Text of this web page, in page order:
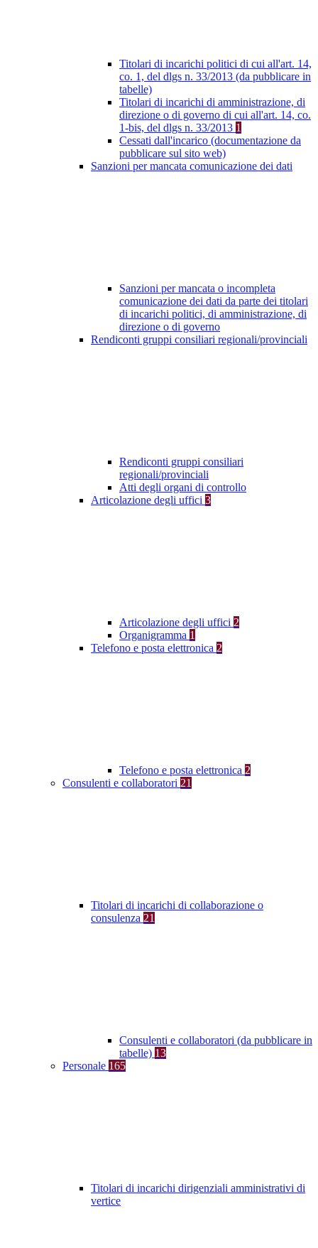
Titolari di incarichi politici di cui all'art. 14,
co. 1, del dlgs n. 33/2013 (da pubblicare in
tabelle)
Titolari di incarichi di amministrazione, di
direzione o di governo di cui all'art. 14, co.
1-bis, del dlgs n. 33/2013 1
Cessati dall'incarico (documentazione da
pubblicare sul sito web)
Sanzioni per mancata comunicazione dei dati
Sanzioni per mancata o incompleta
comunicazione dei dati da parte dei titolari
di incarichi politici, di amministrazione, di
direzione o di governo
Rendiconti gruppi consiliari regionali/provinciali
Rendiconti gruppi consiliari
regionali/provinciali
Atti degli organi di controllo
Articolazione degli uffici 3
Articolazione degli uffici 2
Organigramma 1
Telefono e posta elettronica 2
Telefono e posta elettronica 2
Consulenti e collaboratori 21
Titolari di incarichi di collaborazione o
consulenza 21
Consulenti e collaboratori (da pubblicare in
tabelle) 13
Personale 165
Titolari di incarichi dirigenziali amministrativi di
vertice